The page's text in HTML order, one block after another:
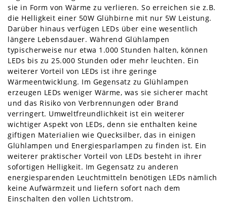
sie in Form von Wärme zu verlieren. So erreichen sie z.B.
die Helligkeit einer 50W Glühbirne mit nur 5W Leistung.
Darüber hinaus verfügen LEDs über eine wesentlich
längere Lebensdauer. Während Glühlampen
typischerweise nur etwa 1.000 Stunden halten, können
LEDs bis zu 25.000 Stunden oder mehr leuchten. Ein
weiterer Vorteil von LEDs ist ihre geringe
Wärmeentwicklung. Im Gegensatz zu Glühlampen
erzeugen LEDs weniger Wärme, was sie sicherer macht
und das Risiko von Verbrennungen oder Brand
verringert. Umweltfreundlichkeit ist ein weiterer
wichtiger Aspekt von LEDs, denn sie enthalten keine
giftigen Materialien wie Quecksilber, das in einigen
Glühlampen und Energiesparlampen zu finden ist. Ein
weiterer praktischer Vorteil von LEDs besteht in ihrer
sofortigen Helligkeit. Im Gegensatz zu anderen
energiesparenden Leuchtmitteln benötigen LEDs nämlich
keine Aufwärmzeit und liefern sofort nach dem
Einschalten den vollen Lichtstrom.